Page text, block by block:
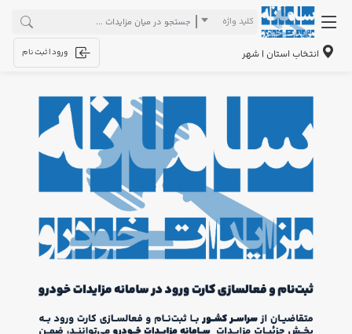
کلید واژه
انتخاب استان | شهر ورود | ثبت نام